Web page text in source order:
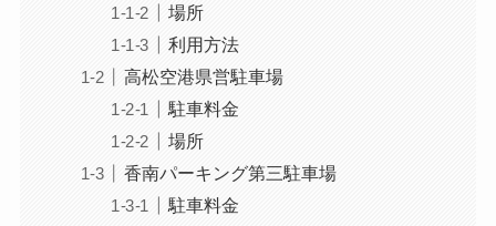
場所
利用方法
高松空港県営駐車場
駐車料金
場所
香南パーキング第三駐車場
駐車料金